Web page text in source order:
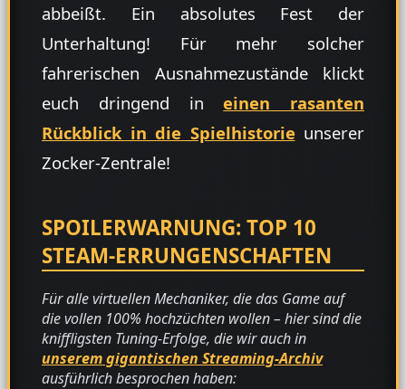
abbeißt. Ein absolutes Fest der
Unterhaltung! Für mehr solcher
fahrerischen Ausnahmezustände klickt
euch dringend ineinen rasanten
Rückblick in die Spielhistorie unserer
Zocker-Zentrale!
SPOILERWARNUNG: TOP 10
STEAM-ERRUNGENSCHAFTEN
Für alle virtuellen Mechaniker, die das Game auf
die vollen 100% hochzüchten wollen – hier sind die
kniffligsten Tuning-Erfolge, die wir auch in
unserem gigantischen Streaming-Archiv
ausführlich besprochen haben: